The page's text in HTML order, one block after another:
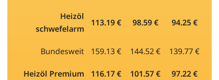
Heizöl
schwefelarm
113.19 € 98.59 € 94.25 €
Bundesweit 159.13 € 144.52 € 139.77 €
Heizöl Premium 116.17 € 101.57 € 97.22 €